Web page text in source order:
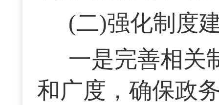
(二)强化制度
一是完善相关
和广度，确保政